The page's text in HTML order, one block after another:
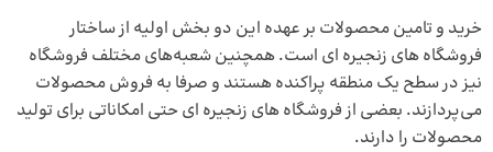
خرید و تامین محصولات بر عهده این دو بخش اولیه از ساختار
فروشگاه‌ های زنجیره ای است. همچنین شعبه‌های مختلف فروشگاه
نیز در سطح یک منطقه پراکنده هستند و صرفا به فروش محصولات
می‌پردازند. بعضی از فروشگاه‌ های زنجیره ای حتی امکاناتی برای تولید
محصولات را دارند.